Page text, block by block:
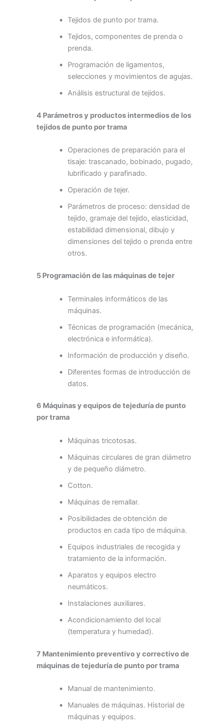
Tejidos de punto por trama.
Tejidos, componentes de prenda o
prenda.
Programación de ligamentos,
selecciones y movimientos de agujas.
Análisis estructural de tejidos.
4 Parámetros y productos intermedios de los
tejidos de punto por trama
Operaciones de preparación para el
tisaje: trascanado, bobinado, pugado,
lubrificado y parafinado.
Operación de tejer.
Parámetros de proceso: densidad de
tejido, gramaje del tejido, elasticidad,
estabilidad dimensional, dibujo y
dimensiones del tejido o prenda entre
otros.
5 Programación de las máquinas de tejer
Terminales informáticos de las
máquinas.
Técnicas de programación (mecánica,
electrónica e informática).
Información de producción y diseño.
Diferentes formas de introducción de
datos.
6 Máquinas y equipos de tejeduría de punto
por trama
Máquinas tricotosas.
Máquinas circulares de gran diámetro
y de pequeño diámetro.
Cotton.
Máquinas de remallar.
Posibilidades de obtención de
productos en cada tipo de máquina.
Equipos industriales de recogida y
tratamiento de la información.
Aparatos y equipos electro
neumáticos.
Instalaciones auxiliares.
Acondicionamiento del local
(temperatura y humedad).
7 Mantenimiento preventivo y correctivo de
máquinas de tejeduría de punto por trama
Manual de mantenimiento.
Manuales de máquinas. Historial de
máquinas y equipos.